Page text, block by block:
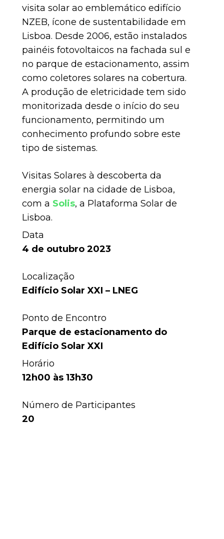
visita solar ao emblemático edifício
NZEB, ícone de sustentabilidade em
Lisboa. Desde 2006, estão instalados
painéis fotovoltaicos na fachada sul e
no parque de estacionamento, assim
como coletores solares na cobertura.
A produção de eletricidade tem sido
monitorizada desde o início do seu
funcionamento, permitindo um
conhecimento profundo sobre este
tipo de sistemas.
Visitas Solares à descoberta da
energia solar na cidade de Lisboa,
com a Solis, a Plataforma Solar de
Lisboa.
Data
4 de outubro 2023
Localização
Edifício Solar XXI – LNEG
Ponto de Encontro
Parque de estacionamento do
Edifício Solar XXI
Horário
12h00 às 13h30
Número de Participantes
20